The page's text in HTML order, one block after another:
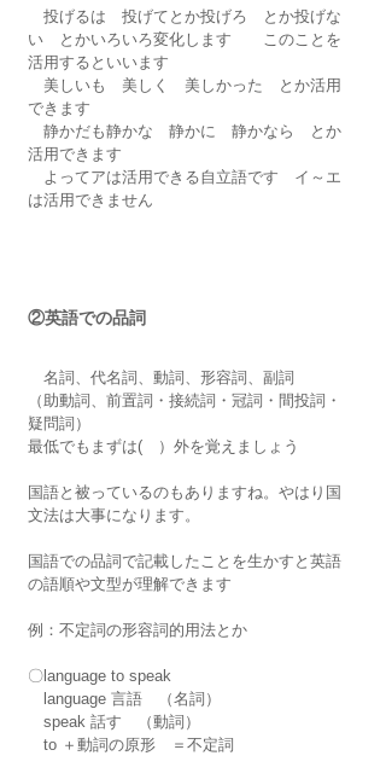
投げるは　投げてとか投げろ　とか投げな
い　とかいろいろ変化します　　このことを
活用する といいます
美しいも　美しく　美しかった　とか活用
できます
静かだも静かな　静かに　静かなら　とか
活用できます
よってアは活用できる自立語です　イ～エ
は活用できません
②英語での品詞
名詞、代名詞、動詞、形容詞、副詞
（ 助動詞、 前置詞・ 接続詞 ・冠詞・間投詞・
疑問詞）
最低でもまずは(　）外を覚えましょう
国語と被っているのもありますね。やはり国
文法は大事になります。
国語での品詞で記載したことを生かすと英語
の語順や文型が理解できます
例：不定詞の形容詞的用法とか
〇language to speak
language 言語　（名詞）
speak 話す　（動詞）
to ＋動詞の原形　＝不定詞